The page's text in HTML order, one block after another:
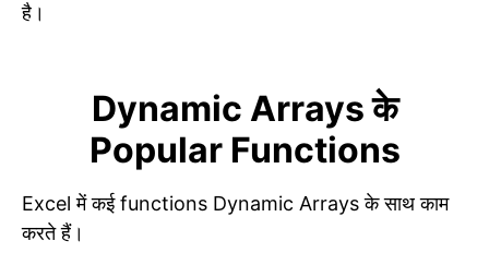
है।
Dynamic Arrays के
Popular Functions
Excel में कई functions Dynamic Arrays के साथ काम
करते हैं।